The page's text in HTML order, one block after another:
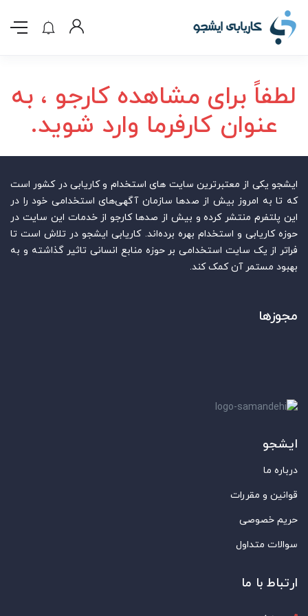
لطفاً برای مشاهده کارجو ، به
عنوان کارفرما وارد شوید.
ایشجو یکی از معتبرترین سایت‌ های استخدام و کاریابی در کشور است
که تا به امروز بیش از صدها سازمان آگهی‌های استخدامی خود را در
این پلتفرم منتشر کرده و بیش از صدها کارجو از خدمات این سایت در
حوزه کاریابی و استخدام بهره برده‌اند. کاریابی ایشجو در تلاش است تا
فراتر از یک سایت استخدامی بر حوزه منابع انسانی تاثیر گذاشته و به
بهبود مستمر آن کمک کند.
مجوزها
ایشجو
درباره ما
قوانین و مقررات
حریم خصوصی
سوالات متداول
ارتباط با ما